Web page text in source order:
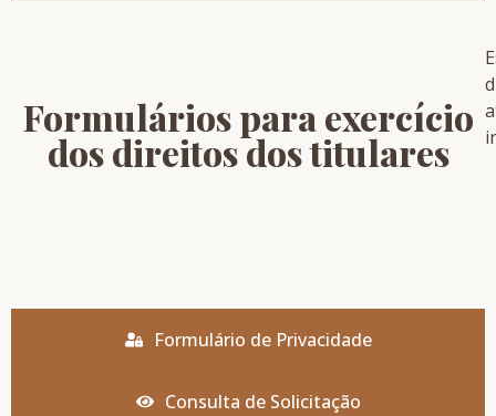
Formulários para exercício
dos direitos dos titulares
Formulário de Privacidade
Consulta de Solicitação